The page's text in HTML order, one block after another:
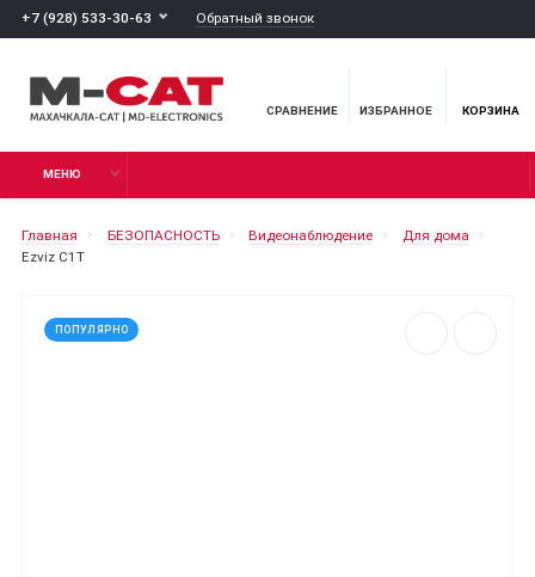
+7 (928) 533-30-63 Обратный звонок
СРАВНЕНИЕ ИЗБРАННОЕ КОРЗИНА
МЕНЮ
Главная БЕЗОПАСНОСТЬ Видеонаблюдение
Для дома
Ezviz C1T
ПОПУЛЯРНО